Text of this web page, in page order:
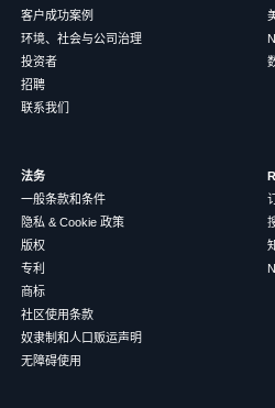
客户成功案例
环境、社会与公司治理
投资者
招聘
联系我们
法务
一般条款和条件
隐私 & Cookie 政策
版权
专利
商标
社区使用条款
奴隶制和人口贩运声明
无障碍使用